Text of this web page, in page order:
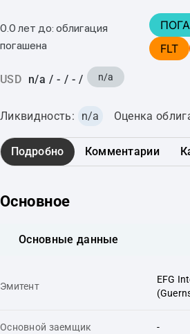
0.0 лет до: облигация
погашена
FLT
USD n/a / - / - / n/a
Ликвидность: n/a Оценка
Подробно Комментарии
Основное
Основные данные
Эмитент
EFG
Основной заемщик -